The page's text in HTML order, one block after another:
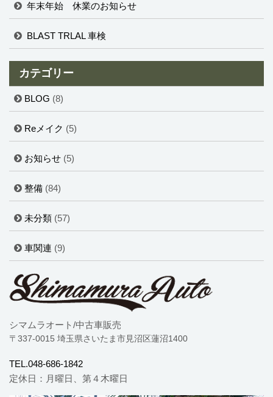
年末年始 休業のお知らせ
BLAST TRLAL 車検
カテゴリー
BLOG (8)
Reメイク (5)
お知らせ (5)
整備 (84)
未分類 (57)
車関連 (9)
シマムラオート/中古車販売
〒337-0015 埼玉県さいたま市見沼区蓮沼1400
TEL.048-686-1842
定休日：月曜日、第４木曜日